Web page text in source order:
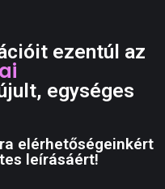
ezentúl az
egységes
elérhetőségeinkért
leírásáért!